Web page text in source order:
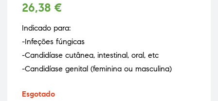
26,38 €
Indicado para:
-Infeções fúngicas
-Candidíase cutânea, intestinal, oral, etc
-Candidíase genital (feminina ou masculina)
Esgotado